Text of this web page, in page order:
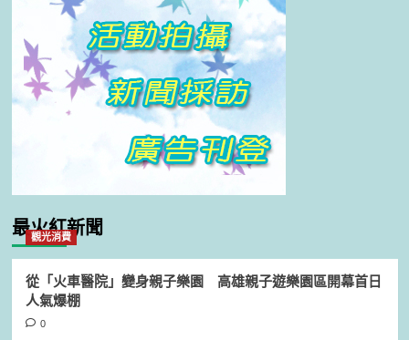
最火紅新聞
觀光消費
從「火車醫院」變身親子樂園 高雄親子遊樂園區開幕首日
人氣爆棚
0